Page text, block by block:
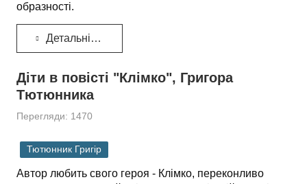
образності.
Детальніше...
Діти в повісті "Клімко", Григора
Тютюнника
Перегляди: 1470
Тютюнник Григір
Автор любить свого героя - Клімко, переконливо